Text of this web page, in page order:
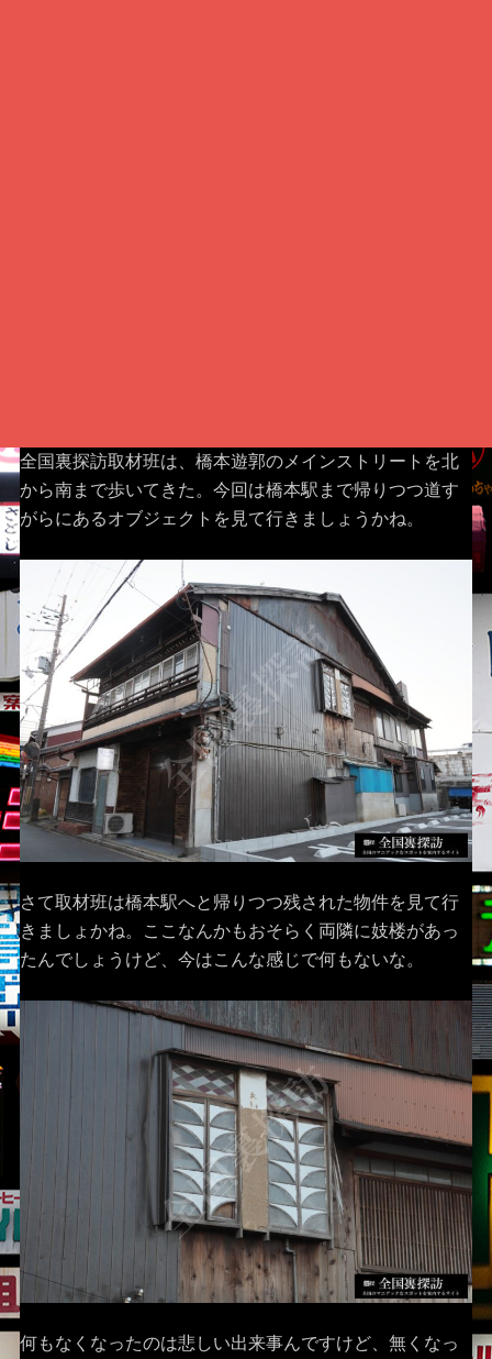
全国裏探訪取材班は、橋本遊郭のメインストリートを北
から南まで歩いてきた。今回は橋本駅まで帰りつつ道す
がらにあるオブジェクトを見て行きましょうかね。
さて取材班は橋本駅へと帰りつつ残された物件を見て行
きましょかね。ここなんかもおそらく両隣に妓楼があっ
たんでしょうけど、今はこんな感じで何もないな。
何もなくなったのは悲しい出来事んですけど、無くなっ